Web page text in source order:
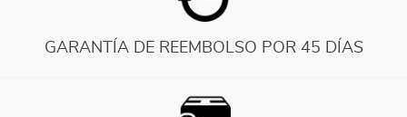
GARANTÍA DE REEMBOLSO POR 45 DÍAS